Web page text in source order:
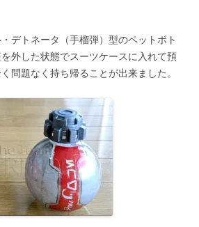
デトネータ（手榴弾）型のペットボト
外した状態でスーツケースに入れて預
問題なく持ち帰ることが出来ました。